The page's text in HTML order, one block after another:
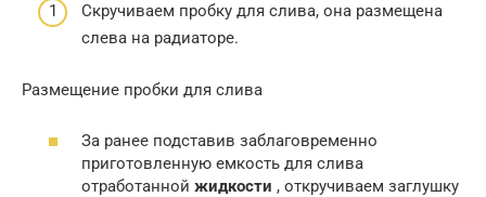
Скручиваем пробку для слива, она размещена
слева на радиаторе.
Размещение пробки для слива
За ранее подставив заблаговременно
приготовленную емкость для слива
отработанной жидкости , откручиваем заглушку